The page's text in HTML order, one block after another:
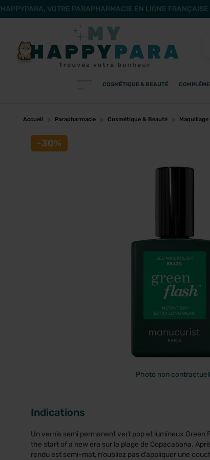
VOTRE PARAPHARMACIE EN LIGNE FRANÇAISE
Filtres
CATÉGORIES
PRODUITS
COSMÉTIQUE & BEAUTÉ
Accueil Parapharmacie Cosmétique & Beauté Maquillage
-30%
Photo non
Indications
Un vernis semi permanent vert pop et lumineux Green
the start of a new era sur la plage de Copacabana.
rendu est semi-mat, n’oubliez pas d’appliquer une